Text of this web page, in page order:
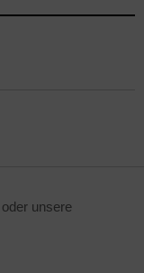
oder unsere